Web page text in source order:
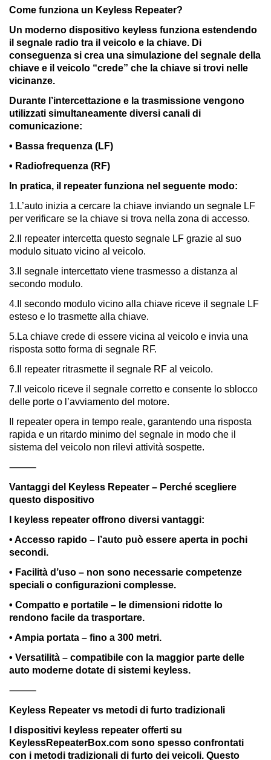
Come funziona un Keyless Repeater?
Un moderno dispositivo keyless funziona estendendo
il segnale radio tra il veicolo e la chiave. Di
conseguenza si crea una simulazione del segnale della
chiave e il veicolo “crede” che la chiave si trovi nelle
vicinanze.
Durante l’intercettazione e la trasmissione vengono
utilizzati simultaneamente diversi canali di
comunicazione:
• Bassa frequenza (LF)
• Radiofrequenza (RF)
In pratica, il repeater funziona nel seguente modo:
1.L’auto inizia a cercare la chiave inviando un segnale LF
per verificare se la chiave si trova nella zona di accesso.
2.Il repeater intercetta questo segnale LF grazie al suo
modulo situato vicino al veicolo.
3.Il segnale intercettato viene trasmesso a distanza al
secondo modulo.
4.Il secondo modulo vicino alla chiave riceve il segnale LF
esteso e lo trasmette alla chiave.
5.La chiave crede di essere vicina al veicolo e invia una
risposta sotto forma di segnale RF.
6.Il repeater ritrasmette il segnale RF al veicolo.
7.Il veicolo riceve il segnale corretto e consente lo sblocco
delle porte o l’avviamento del motore.
Il repeater opera in tempo reale, garantendo una risposta
rapida e un ritardo minimo del segnale in modo che il
sistema del veicolo non rilevi attività sospette.
⸻
Vantaggi del Keyless Repeater – Perché scegliere
questo dispositivo
I keyless repeater offrono diversi vantaggi:
• Accesso rapido – l’auto può essere aperta in pochi
secondi.
• Facilità d’uso – non sono necessarie competenze
speciali o configurazioni complesse.
• Compatto e portatile – le dimensioni ridotte lo
rendono facile da trasportare.
• Ampia portata – fino a 300 metri.
• Versatilità – compatibile con la maggior parte delle
auto moderne dotate di sistemi keyless.
⸻
Keyless Repeater vs metodi di furto tradizionali
I dispositivi keyless repeater offerti su
KeylessRepeaterBox.com sono spesso confrontati
con i metodi tradizionali di furto dei veicoli. Questo